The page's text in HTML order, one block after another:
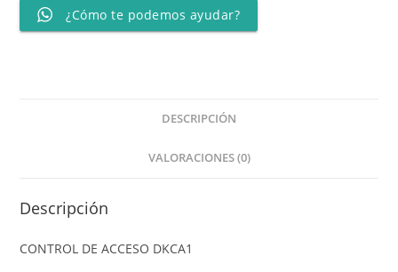
¿Cómo te podemos ayudar?
DESCRIPCIÓN
VALORACIONES (0)
Descripción
CONTROL DE ACCESO DKCA1